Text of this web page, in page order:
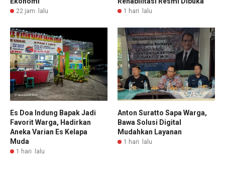
22 jam lalu 1 hari lalu
Es Doa Indung Bapak Jadi
Favorit Warga, Hadirkan
Aneka Varian Es Kelapa
Muda
1 hari lalu
Anton Suratto Sapa Warga,
Bawa Solusi Digital
Mudahkan Layanan
1 hari lalu